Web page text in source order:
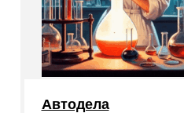
Автодела